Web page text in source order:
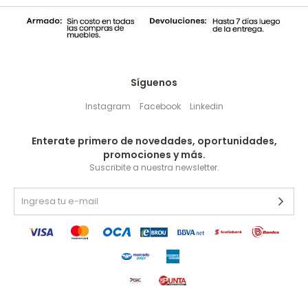
Síguenos
Instagram Facebook Linkedin
Enterate primero de novedades, oportunidades,
promociones y más.
Suscribite a nuestra newsletter.